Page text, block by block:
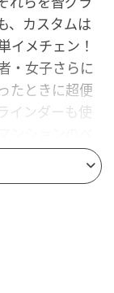
、カスタムは
イメチェン！
・女子さらに
たときに超便
インダーも使
回はカッコイ
欲しいな～っ